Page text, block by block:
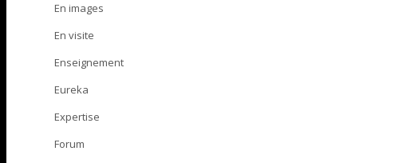
En images
En visite
Enseignement
Eureka
Expertise
Forum